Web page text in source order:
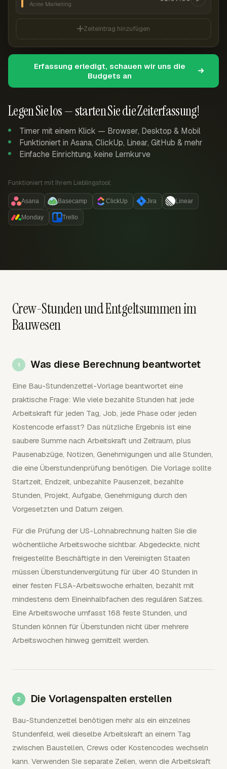
Legen Sie los — starten Sie die Zeiterfassung!
Timer mit einem Klick — Browser, Desktop & Mobil
Funktioniert in Asana, ClickUp, Linear, GitHub & mehr
Einfache Einrichtung, keine Lernkurve
Funktioniert mit Ihrem Lieblingstool:
Asana Basecamp ClickUp Jira Linear
Monday Trello
Acme Marketing
Zeiteintrag hinzufügen
Erfassung erledigt, schauen wir uns die
Budgets an
Crew-Stunden und Entgeltsummen im
Bauwesen
Was diese Berechnung beantwortet
Eine Bau-Stundenzettel-Vorlage beantwortet eine
praktische Frage: Wie viele bezahlte Stunden hat jede
Arbeitskraft für jeden Tag, Job, jede Phase oder jeden
Kostencode erfasst? Das nützliche Ergebnis ist eine
saubere Summe nach Arbeitskraft und Zeitraum, plus
Pausenabzüge, Notizen, Genehmigungen und alle Stunden,
die eine Überstundenprüfung benötigen. Die Vorlage sollte
Startzeit, Endzeit, unbezahlte Pausenzeit, bezahlte
Stunden, Projekt, Aufgabe, Genehmigung durch den
Vorgesetzten und Datum zeigen.
Für die Prüfung der US-Lohnabrechnung halten Sie die
wöchentliche Arbeitswoche sichtbar. Abgedeckte, nicht
freigestellte Beschäftigte in den Vereinigten Staaten
müssen Überstundenvergütung für über 40 Stunden in
einer festen FLSA-Arbeitswoche erhalten, bezahlt mit
mindestens dem Eineinhalbfachen des regulären Satzes.
Eine Arbeitswoche umfasst 168 feste Stunden, und
Stunden können für Überstunden nicht über mehrere
Arbeitswochen hinweg gemittelt werden.
Die Vorlagenspalten erstellen
Bau-Stundenzettel benötigen mehr als ein einzelnes
Stundenfeld, weil dieselbe Arbeitskraft an einem Tag
zwischen Baustellen, Crews oder Kostencodes wechseln
kann. Verwenden Sie separate Zeilen, wenn die Arbeitskraft